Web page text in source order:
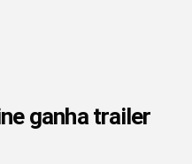
ganha trailer